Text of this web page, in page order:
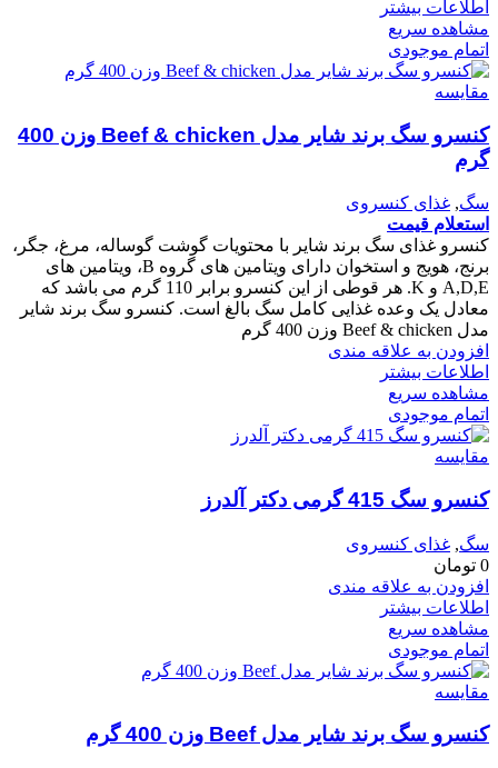
اطلاعات بیشتر
مشاهده سریع
اتمام موجودی
مقایسه
کنسرو سگ برند شایر مدل Beef & chicken وزن 400
گرم
سگ, غذای کنسروی
استعلام قیمت
کنسرو غذای سگ برند شایر با محتویات گوشت گوساله، مرغ، جگر،
برنج، هویج و استخوان دارای ویتامین های گروه B، ویتامین های
A,D,E و K. هر قوطی از این کنسرو برابر 110 گرم می باشد که
معادل یک وعده غذایی کامل سگ بالغ است. کنسرو سگ برند شایر
مدل Beef & chicken وزن 400 گرم
افزودن به علاقه مندی
اطلاعات بیشتر
مشاهده سریع
اتمام موجودی
مقایسه
کنسرو سگ 415 گرمی دکتر آلدرز
سگ, غذای کنسروی
0 تومان
افزودن به علاقه مندی
اطلاعات بیشتر
مشاهده سریع
اتمام موجودی
مقایسه
کنسرو سگ برند شایر مدل Beef وزن 400 گرم